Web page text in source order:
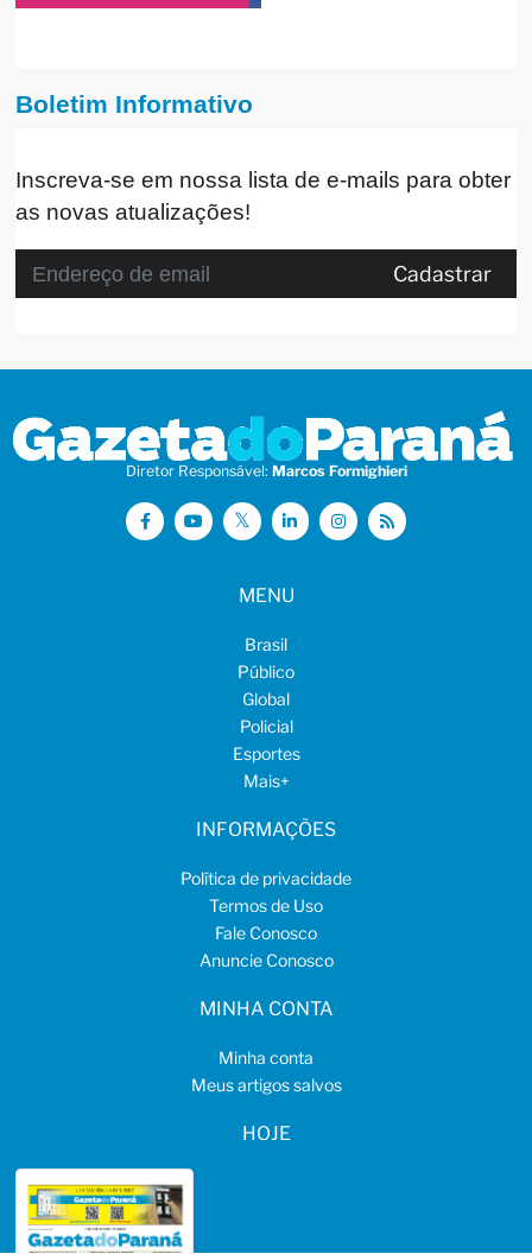
Boletim Informativo
Inscreva-se em nossa lista de e-mails para obter
as novas atualizações!
Cadastrar
Diretor Responsável: Marcos Formighieri
MENU
Brasil
Público
Global
Policial
Esportes
Mais+
INFORMAÇÕES
Política de privacidade
Termos de Uso
Fale Conosco
Anuncie Conosco
MINHA CONTA
Minha conta
Meus artigos salvos
HOJE